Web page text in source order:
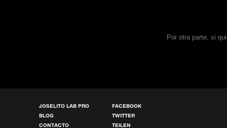
Por otra parte, si
JOSELITO LAB PRO
BLOG
CONTACTO
FACEBOOK
TWITTER
TEILEN